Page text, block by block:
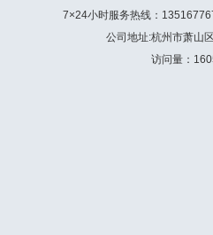
7×24小时服务热线：
公司地址:杭州市萧山
访问量：